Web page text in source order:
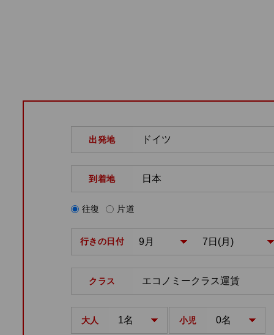
出発地
到着地
往復 片道
行きの日付
クラス
大人 小児